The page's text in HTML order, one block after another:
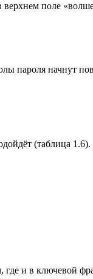
поле
пароля начнут
(таблица 1.6).
и в ключевой